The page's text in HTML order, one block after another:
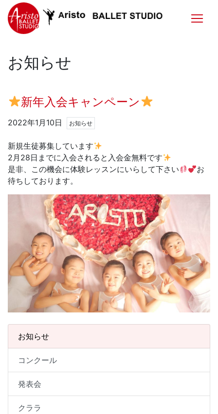
お知らせ
新年入会キャンペーン
2022年1月10日 お知らせ
新規生徒募集しています
2月28日までに入会されると入会金無料です
是非、この機会に体験レッスンにいらして下さい
お
待ちしております。
お知らせ
コンクール
発表会
クララ